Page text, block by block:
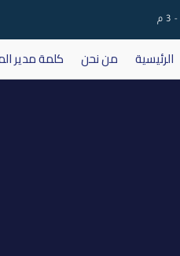
الرئيسية من نحن كلمة مدير